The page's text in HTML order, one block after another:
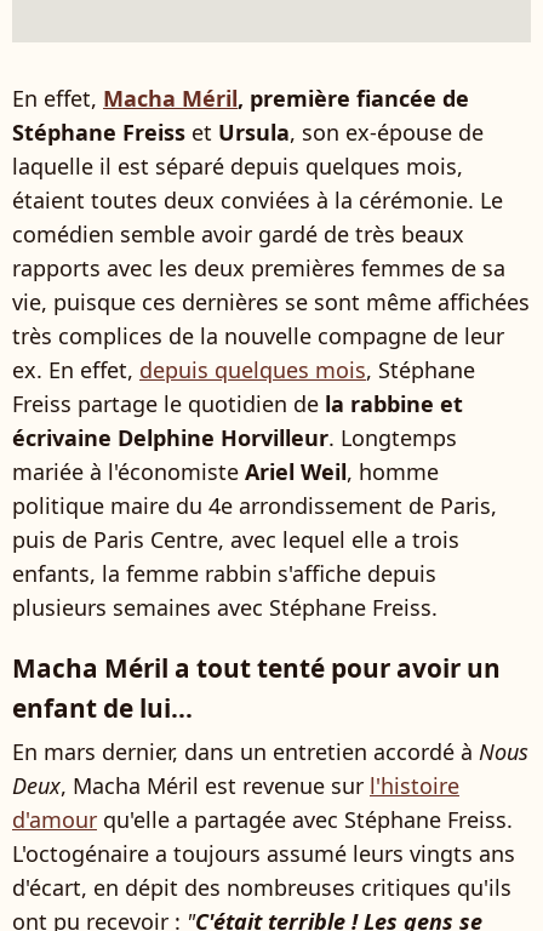
En effet, Macha Méril, première fiancée de
Stéphane Freiss et Ursula, son ex-épouse de
laquelle il est séparé depuis quelques mois,
étaient toutes deux conviées à la cérémonie. Le
comédien semble avoir gardé de très beaux
rapports avec les deux premières femmes de sa
vie, puisque ces dernières se sont même affichées
très complices de la nouvelle compagne de leur
ex. En effet, depuis quelques mois, Stéphane
Freiss partage le quotidien de la rabbine et
écrivaine Delphine Horvilleur. Longtemps
mariée à l'économiste Ariel Weil, homme
politique maire du 4e arrondissement de Paris,
puis de Paris Centre, avec lequel elle a trois
enfants, la femme rabbin s'affiche depuis
plusieurs semaines avec Stéphane Freiss.
Macha Méril a tout tenté pour avoir un
enfant de lui...
En mars dernier, dans un entretien accordé à Nous
Deux, Macha Méril est revenue sur l'histoire
d'amour qu'elle a partagée avec Stéphane Freiss.
L'octogénaire a toujours assumé leurs vingts ans
d'écart, en dépit des nombreuses critiques qu'ils
ont pu recevoir : "C'était terrible ! Les gens se